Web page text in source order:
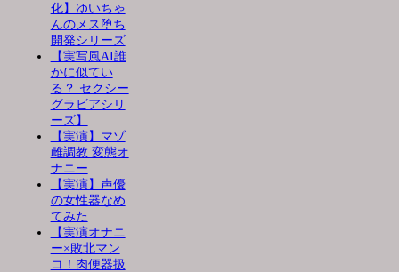
化】ゆいちゃ
んのメス堕ち
開発シリーズ
【実写風AI誰
かに似てい
る？ セクシー
グラビアシリ
ーズ】
【実演】マゾ
雌調教 変態オ
ナニー
【実演】声優
の女性器なめ
てみた
【実演オナニ
ー×敗北マン
コ！肉便器扱